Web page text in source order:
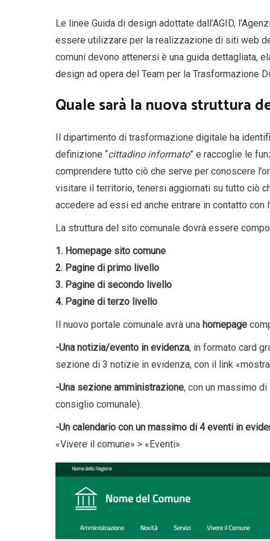
Le linee Guida di design adottate dall’AGID,
essere utilizzare per la realizzazione di siti web
comuni devono attenersi è una guida dettagliata,
design ad opera del Team per la Trasformazione
Quale sarà la nuova struttura
Il dipartimento di trasformazione digitale ha
definizione “cittadino informato” e raccoglie le
comprendere tutto ciò che serve per conoscere
visitare il territorio, tenersi aggiornati su tutto ciò
accedere ad essi ed anche entrare in contatto con
La struttura del sito comunale dovrà essere
1. Homepage sito comune
2. Pagine di primo livello
3. Pagine di secondo livello
4. Pagine di terzo livello
Il nuovo portale comunale avrà una homepage
-Una notizia/evento in evidenza, in formato card
sezione di 3 notizie in evidenza, con il link
-Una sezione amministrazione, con un massimo
consiglio comunale).
-Un calendario con un massimo di 4 eventi in
«Vivere il comune» > «Eventi».